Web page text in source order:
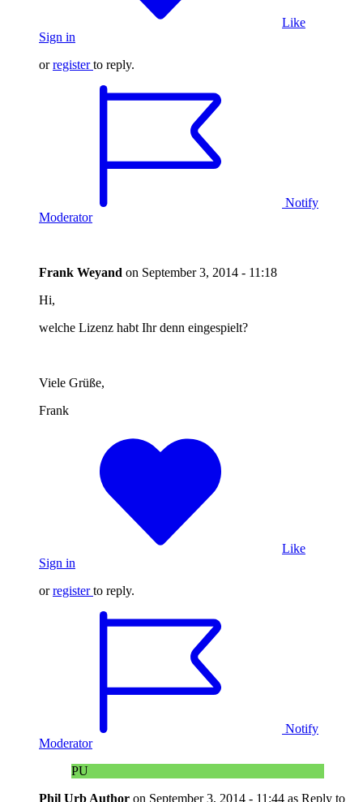
Like
Sign in
orregister to reply.
Notify
Moderator
Frank Weyand on September 3, 2014 - 11:18
Hi,
welche Lizenz habt Ihr denn eingespielt?
Viele Grüße,
Frank
Like
Sign in
orregister to reply.
Notify
Moderator
PU
Phil Urb Author on September 3, 2014 - 11:44 as Reply to